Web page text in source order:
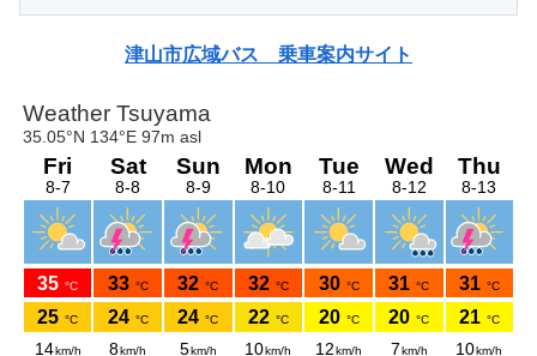
津山市広域バス 乗車案内サイト